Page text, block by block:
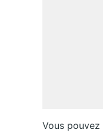
Vous